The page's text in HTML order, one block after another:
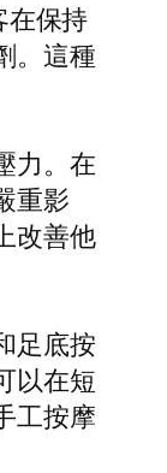
在保持
。這種
力。在
重影
改善他
足底按
以在短
工按摩